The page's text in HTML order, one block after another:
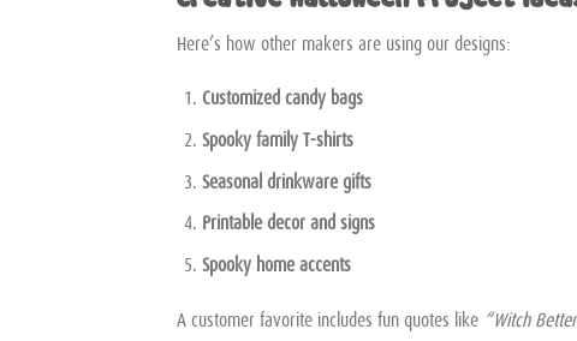
Here’s how other makers are using our designs:
Customized candy bags
Spooky family T-shirts
Seasonal drinkware gifts
Printable decor and signs
Spooky home accents
A customer favorite includes fun quotes like “Witch